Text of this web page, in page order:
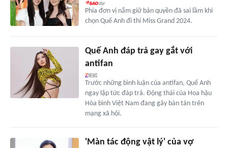
Phía đơn vị nắm giữ bản quyền đã sai lầm khi
chọn Quế Anh đi thi Miss Grand 2024.
Quế Anh đáp trả gay gắt với
antifan
Trước những bình luận của antifan, Quế Anh
ngay lập tức đáp trả. Động thái của Hoa hậu
Hòa bình Việt Nam đang gây bàn tán trên
mạng xã hội.
'Màn tác động vật lý' của vợ